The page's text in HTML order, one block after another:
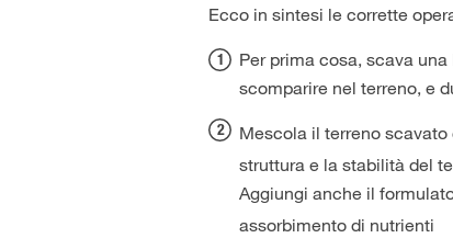
Ecco in sintesi le corrette
Per prima cosa, scava
scomparire nel terreno, e
Mescola il terreno
struttura e la stabilità del
Aggiungi anche il
assorbimento di nutrienti